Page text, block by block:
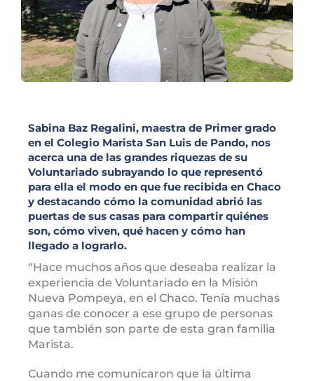
Sabina Baz Regalini, maestra de Primer grado
en el Colegio Marista San Luis de Pando, nos
acerca una de las grandes riquezas de su
Voluntariado subrayando lo que representó
para ella el modo en que fue recibida en Chaco
y destacando cómo la comunidad abrió las
puertas de sus casas para compartir quiénes
son, cómo viven, qué hacen y cómo han
llegado a lograrlo.
“Hace muchos años que deseaba realizar la
experiencia de Voluntariado en la Misión
Nueva Pompeya, en el Chaco. Tenía muchas
ganas de conocer a ese grupo de personas
que también son parte de esta gran familia
Marista.
Cuando me comunicaron que la última